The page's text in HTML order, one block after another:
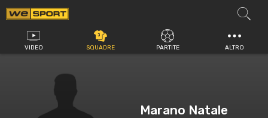
Vai
al
contenuto
VIDEO SQUADRE PARTITE ALTRO
Marano Natale